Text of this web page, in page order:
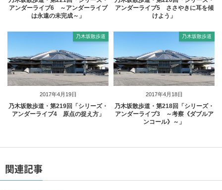
アンダーライブ6 ～アンダーライブ
は永遠の未完成～」
アンダーライブ5 ささやきに耳を傾
けよう」
2017年4月19日
乃木坂散歩道
乃木坂散歩道・第219回「シリーズ・
アンダーライブ4 原点の捉え方」
2017年4月18日
乃木坂散歩道
乃木坂散歩道・第218回「シリーズ・
アンダーライブ3 ～考察《ダブルア
ンコール》～」
関連記事